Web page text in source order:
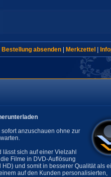
Bestellung absenden| Merkzettel
anzuschauen ohne zur
sich auf einer Vielzahl
Filme in DVD-Auflösung
HD) und somit in besserer Qualität als
auf den Kunden personalisierten,